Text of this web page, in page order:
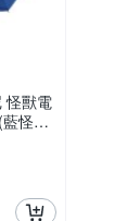
怪獸電
怪獸